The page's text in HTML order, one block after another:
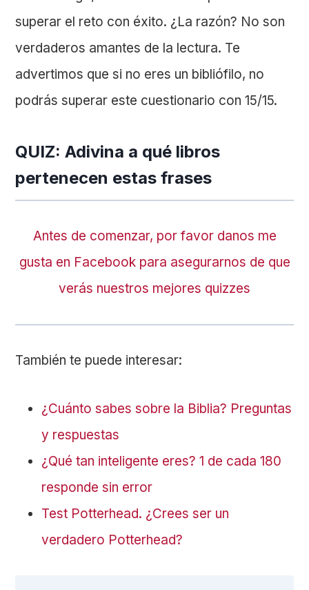
superar el reto con éxito. ¿La razón? No son
verdaderos amantes de la lectura. Te
advertimos que si no eres un bibliófilo, no
podrás superar este cuestionario con 15/15.
QUIZ: Adivina a qué libros
pertenecen estas frases
Antes de comenzar, por favor danos me
gusta en Facebook para asegurarnos de que
verás nuestros mejores quizzes
También te puede interesar:
¿Cuánto sabes sobre la Biblia? Preguntas
y respuestas
¿Qué tan inteligente eres? 1 de cada 180
responde sin error
Test Potterhead. ¿Crees ser un
verdadero Potterhead?